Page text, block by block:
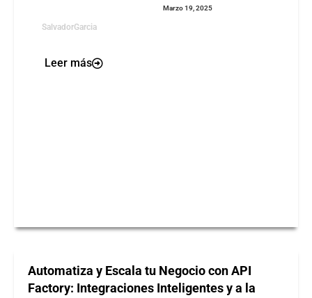
SalvadorGarcia
Marzo 19, 2025
Leer más
Automatiza y Escala tu Negocio con API
Factory: Integraciones Inteligentes y a la